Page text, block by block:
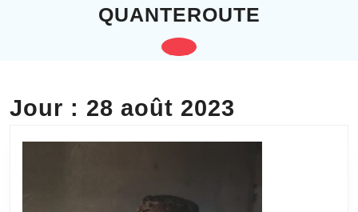
QUANTEROUTE
Open
Jour : 28 août 2023